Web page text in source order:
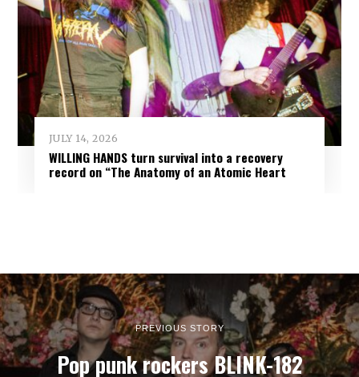
JULY 14, 2026
WILLING HANDS turn survival into a recovery
record on “The Anatomy of an Atomic Heart
PREVIOUS STORY
Pop punk rockers BLINK-182